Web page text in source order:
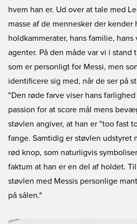
hvem han er. Ud over at tale med
masse af de mennesker der kender
holdkammerater, hans familie, hans
agenter. På den måde var vi i stand
som er personligt for Messi, men
identificere sig med, når de ser på
"Den røde farve viser hans
passion for at score mål mens
støvlen angiver, at han er "too fast
fange. Samtidig er støvlen udstyret
rød knop, som naturligvis
faktum at han er en del af holdet.
støvlen med Messis personlige
på sålen."